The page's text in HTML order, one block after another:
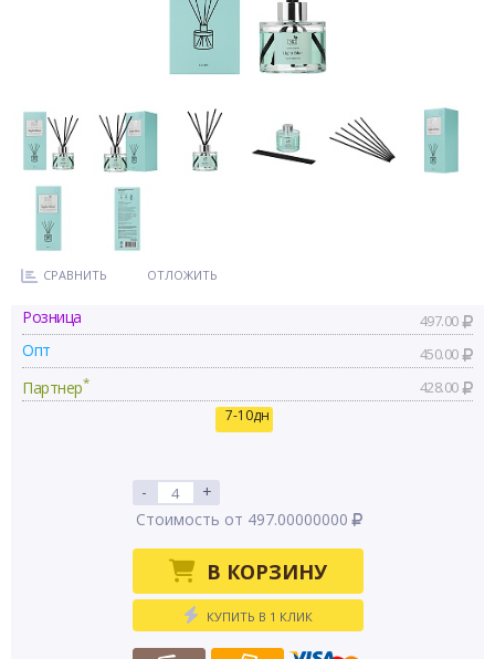
СРАВНИТЬ ОТЛОЖИТЬ
Розница 497.00
Опт 450.00
Партнер* 428.00
7-10дн
-
+
Стоимость от 497.00000000
В КОРЗИНУ
КУПИТЬ В 1 КЛИК